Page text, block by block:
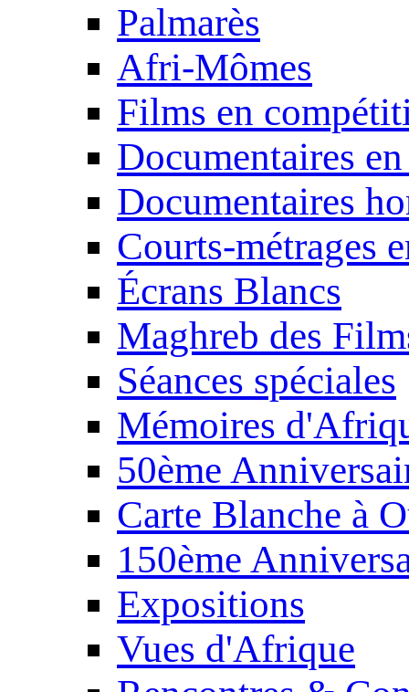
Palmarès
Afri-Mômes
Films en
Documentaires
Documentaires
Courts-métrages
Écrans Blancs
Maghreb des
Séances spéciales
Mémoires
50ème
Carte Blanche à
150ème
Expositions
Vues d'Afrique